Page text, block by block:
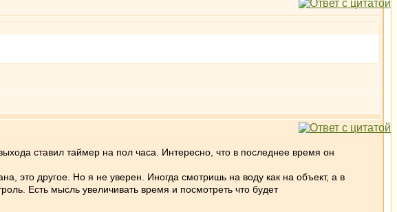
ставил таймер на пол часа. Интересно, что в последнее время он
это другое. Но я не уверен. Иногда смотришь на воду как на объект, а в
Есть мысль увеличивать время и посмотреть что будет